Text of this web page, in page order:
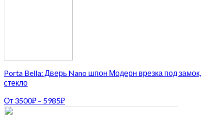
Porta Bella: Дверь Nano шпон Модерн врезка под замок,
стекло
От 3500₽ – 5985₽